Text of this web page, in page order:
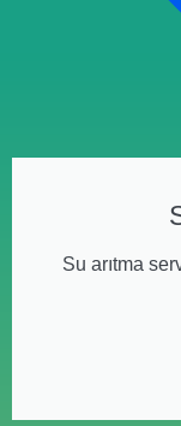
Su arıtma